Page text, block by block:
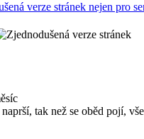
verze stránek nejen pro
tak než se oběd pojí,